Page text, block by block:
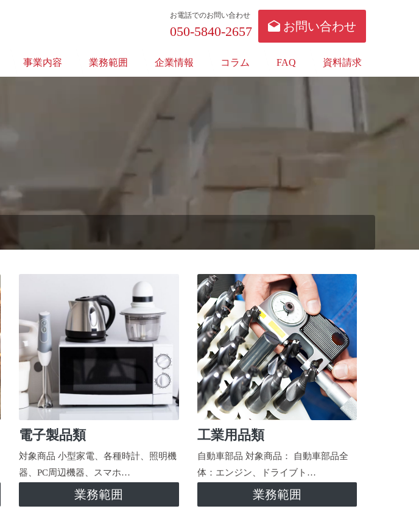
お電話でのお問い合わせ
050-5840-2657 お問い合わせ
事業内容 業務範囲 企業情報 コラム FAQ 資料請求
電子製品類
対象商品 小型家電、各種時計、照明機
器、PC周辺機器、スマホ…
業務範囲
工業用品類
自動車部品 対象商品： 自動車部品全
体：エンジン、ドライブト…
業務範囲